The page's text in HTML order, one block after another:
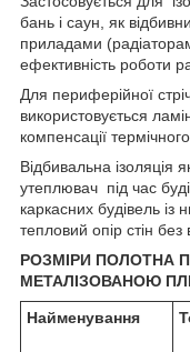
бань і саун, як
приладами
ефективність роботи
Для периферійної
використовується
компенсації
Відбивальна ізоляція
утеплювач під час
каркасних будівель
тепловий опір стін
РОЗМІРИ ПОЛОТНА
МЕТАЛІЗОВАНОЮ
Найменування